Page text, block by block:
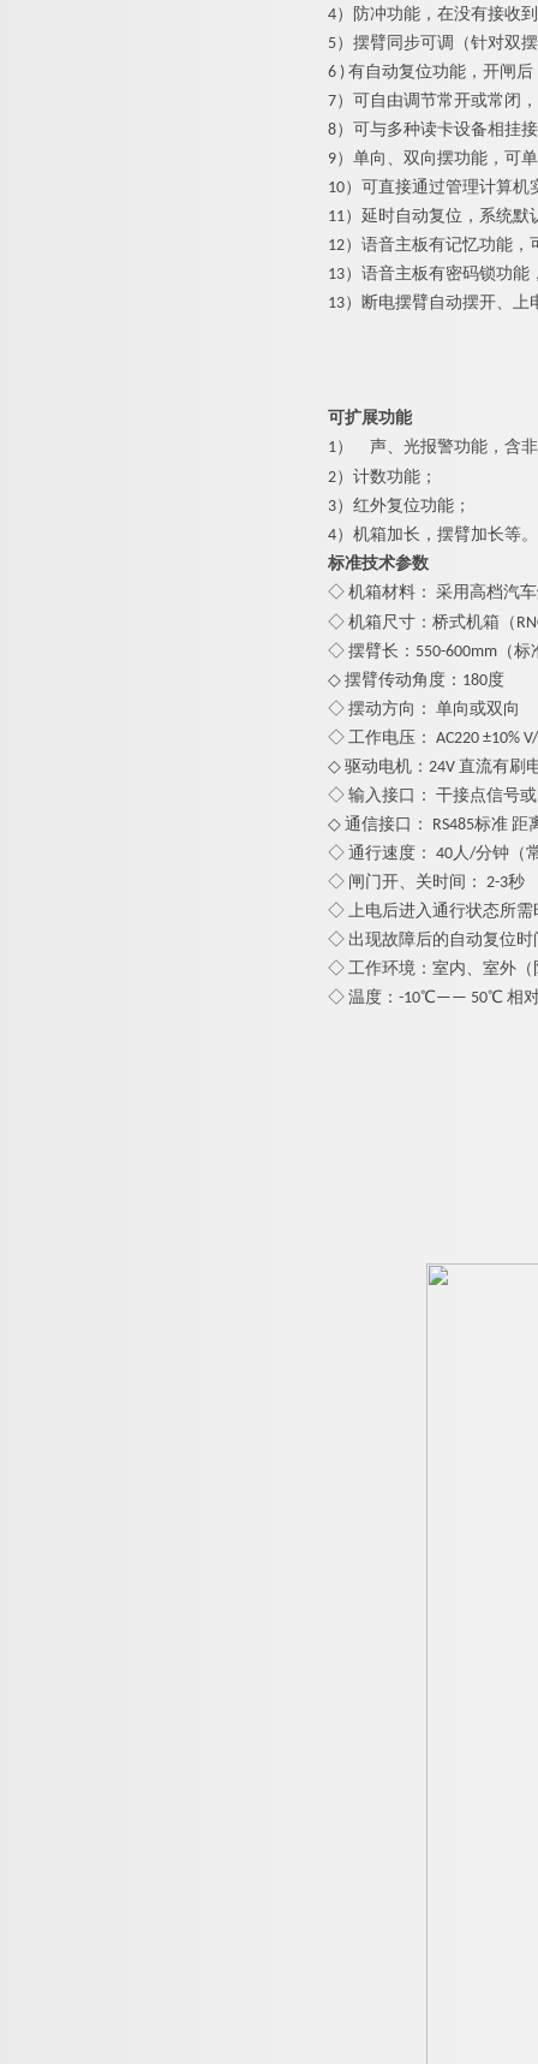
4）防冲功能，在没有接收
5）摆臂同步可调（针对双
6 ) 有自动复位功能，开闸
7）可自由调节常开或常闭
8）可与多种读卡设备相挂
9）单向、双向摆功能，可
10）可直接通过管理计算机
11）延时自动复位，系统默
12）语音主板有记忆功能，
13）语音主板有密码锁功
13）断电摆臂自动摆开、
可扩展功能
1）
声、光报警功能，含
2）计数功能；
3）红外复位功能；
4）机箱加长，摆臂加长等。
标准技术参数
◇ 机箱材料： 采用高档汽
◇ 机箱尺寸：桥式机箱（
◇ 摆臂长： 550-600mm（标
◇ 摆臂传动角度：180度
◇ 摆动方向： 单向或双向
◇ 工作电压： AC220 ±10% V/
◇ 驱动电机：24V 直流有刷
◇ 输入接口： 干接点信号或
◇ 通信接口： RS485标准 距
◇ 通行速度： 40人/分钟（
◇ 闸门开、关时间： 2-3秒
◇ 上电后进入通行状态所需
◇ 出现故障后的自动复位时
◇ 工作环境：室内、室外（
◇ 温度：-10℃—— 50℃ 相对